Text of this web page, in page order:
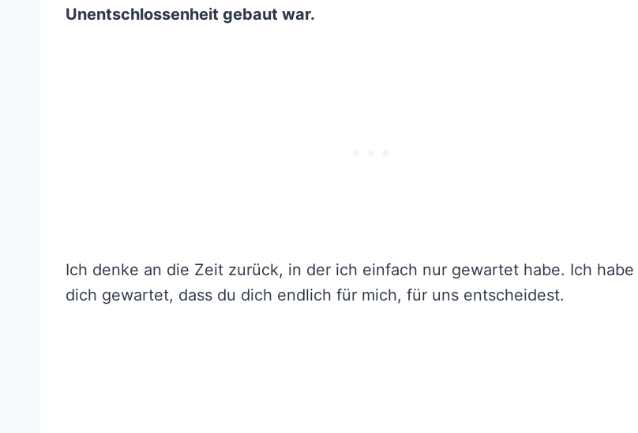
Unentschlossenheit gebaut war.
Ich denke an die Zeit zurück, in der ich einfach nur gewartet habe. Ich habe
dich gewartet, dass du dich endlich für mich, für uns entscheidest.